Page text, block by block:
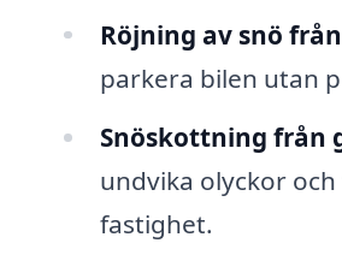
Röjning av snö
parkera bilen utan
Snöskottning från
undvika olyckor
fastighet.